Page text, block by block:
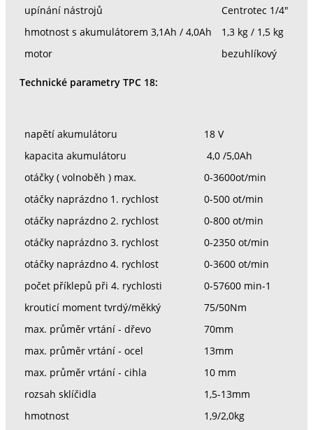
upínání nástrojů
Centrotec 1/4"
hmotnost s akumulátorem 3,1Ah / 4,0Ah
1,3 kg / 1,5 kg
motor
bezuhlíkový
Technické parametry TPC 18:
napětí akumulátoru
18 V
kapacita akumulátoru
4,0 /5,0Ah
otáčky ( volnoběh ) max.
0-3600ot/min
otáčky naprázdno 1. rychlost
0-500 ot/min
otáčky naprázdno 2. rychlost
0-800 ot/min
otáčky naprázdno 3. rychlost
0-2350 ot/min
otáčky naprázdno 4. rychlost
0-3600 ot/min
počet příklepů při 4. rychlosti
0-57600 min-1
krouticí moment tvrdý/měkký
75/50Nm
max. průměr vrtání - dřevo
70mm
max. průměr vrtání - ocel
13mm
max. průměr vrtání - cihla
10 mm
rozsah sklíčidla
1,5-13mm
hmotnost
1,9/2,0kg